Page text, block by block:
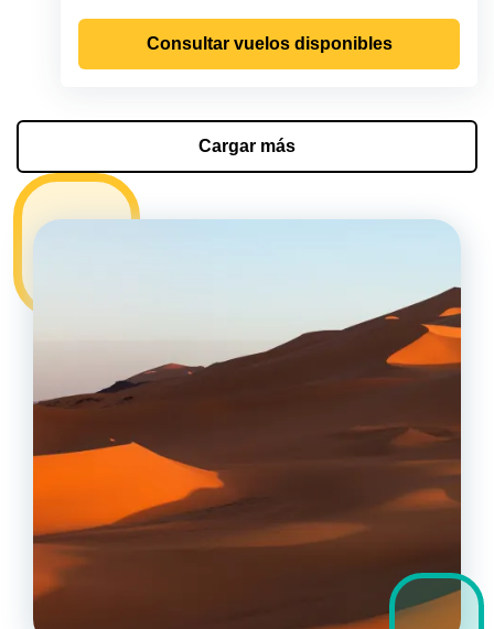
Consultar vuelos disponibles
Cargar más